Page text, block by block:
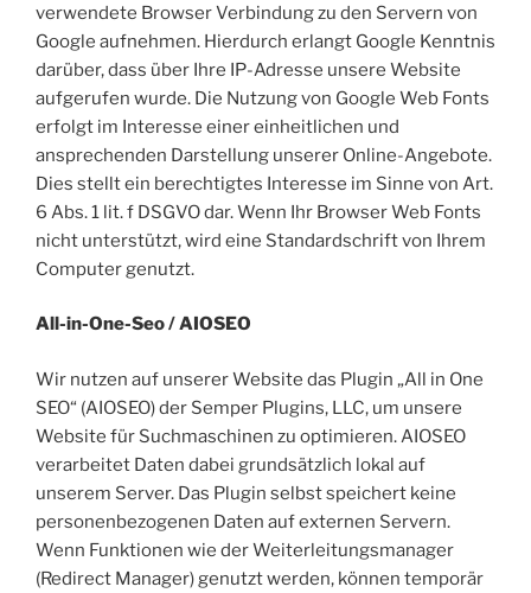
verwendete Browser Verbindung zu den Servern von
Google aufnehmen. Hierdurch erlangt Google Kenntnis
darüber, dass über Ihre IP-Adresse unsere Website
aufgerufen wurde. Die Nutzung von Google Web Fonts
erfolgt im Interesse einer einheitlichen und
ansprechenden Darstellung unserer Online-Angebote.
Dies stellt ein berechtigtes Interesse im Sinne von Art.
6 Abs. 1 lit. f DSGVO dar. Wenn Ihr Browser Web Fonts
nicht unterstützt, wird eine Standardschrift von Ihrem
Computer genutzt.
All-in-One-Seo / AIOSEO
Wir nutzen auf unserer Website das Plugin „All in One
SEO“ (AIOSEO) der Semper Plugins, LLC, um unsere
Website für Suchmaschinen zu optimieren. AIOSEO
verarbeitet Daten dabei grundsätzlich lokal auf
unserem Server. Das Plugin selbst speichert keine
personenbezogenen Daten auf externen Servern.
Wenn Funktionen wie der Weiterleitungsmanager
(Redirect Manager) genutzt werden, können temporär